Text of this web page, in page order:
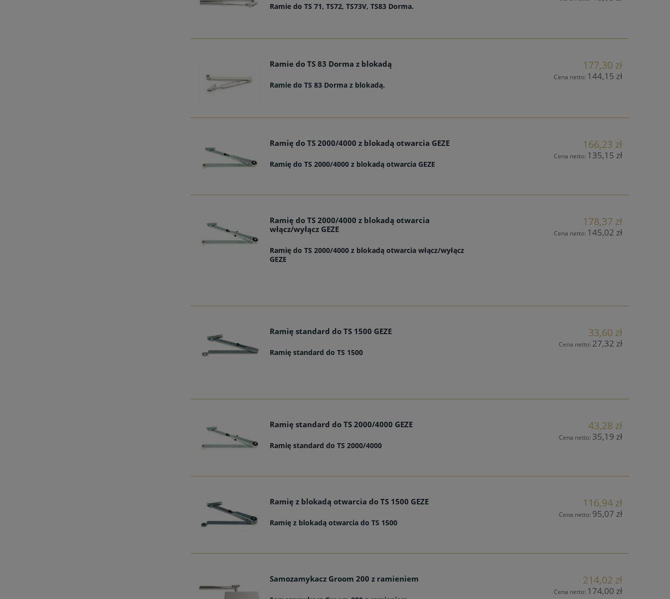
Ramie do TS 71, TS72, TS73V, TS83 Dorma.
Ramie do TS 83 Dorma z blokadą
Ramie do TS 83 Dorma z blokadą.
177,30 zł
Cena netto: 144,15 zł
Ramię do TS 2000/4000 z blokadą otwarcia GEZE
Ramię do TS 2000/4000 z blokadą otwarcia GEZE
166,23 zł
Cena netto: 135,15 zł
Ramię do TS 2000/4000 z blokadą otwarcia
włącz/wyłącz GEZE
Ramię do TS 2000/4000 z blokadą otwarcia włącz/wyłącz
GEZE
178,37 zł
Cena netto: 145,02 zł
Ramię standard do TS 1500 GEZE
Ramię standard do TS 1500
33,60 zł
Cena netto: 27,32 zł
Ramię standard do TS 2000/4000 GEZE
Ramię standard do TS 2000/4000
43,28 zł
Cena netto: 35,19 zł
Ramię z blokadą otwarcia do TS 1500 GEZE
Ramię z blokadą otwarcia do TS 1500
116,94 zł
Cena netto: 95,07 zł
Samozamykacz Groom 200 z ramieniem 214,02 zł
Cena netto: 174,00 zł